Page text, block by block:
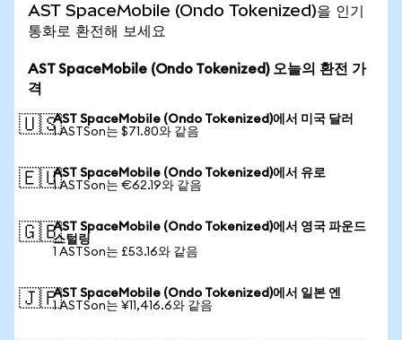
AST SpaceMobile (Ondo Tokenized)을 인기
통화로 환전해 보세요
AST SpaceMobile (Ondo Tokenized) 오늘의 환전 가
격
🇺🇸AST SpaceMobile (Ondo Tokenized)에서 미국 달러
1 ASTSon는 $71.80와 같음
🇪🇺AST SpaceMobile (Ondo Tokenized)에서 유로
1 ASTSon는 €62.19와 같음
🇬🇧AST SpaceMobile (Ondo Tokenized)에서 영국 파운드
스털링
1 ASTSon는 £53.16와 같음
🇯🇵AST SpaceMobile (Ondo Tokenized)에서 일본 엔
1 ASTSon는 ¥11,416.6와 같음